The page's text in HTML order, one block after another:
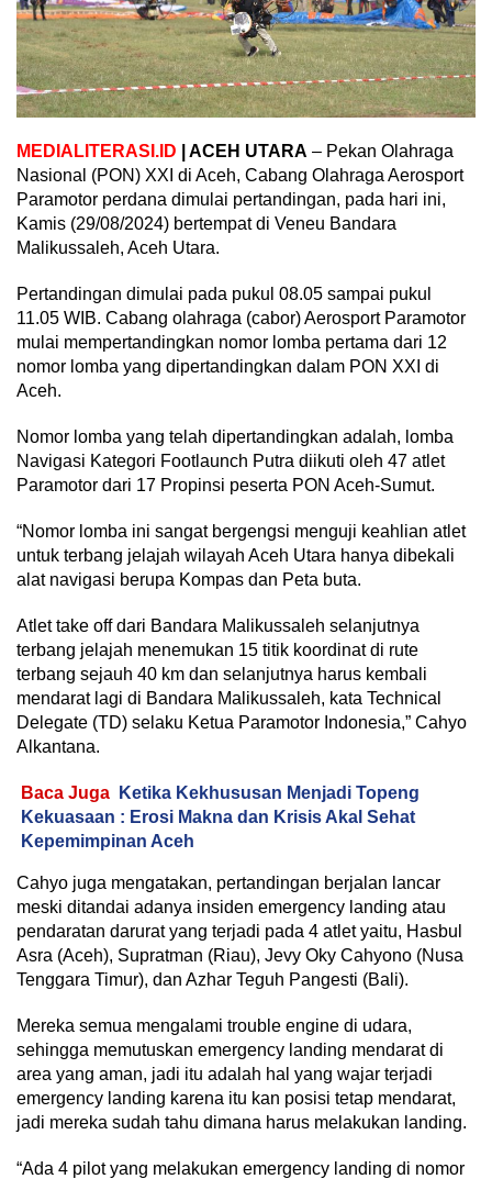
MEDIALITERASI.ID | ACEH UTARA – Pekan Olahraga
Nasional (PON) XXI di Aceh, Cabang Olahraga Aerosport
Paramotor perdana dimulai pertandingan, pada hari ini,
Kamis (29/08/2024) bertempat di Veneu Bandara
Malikussaleh, Aceh Utara.
Pertandingan dimulai pada pukul 08.05 sampai pukul
11.05 WIB. Cabang olahraga (cabor) Aerosport Paramotor
mulai mempertandingkan nomor lomba pertama dari 12
nomor lomba yang dipertandingkan dalam PON XXI di
Aceh.
Nomor lomba yang telah dipertandingkan adalah, lomba
Navigasi Kategori Footlaunch Putra diikuti oleh 47 atlet
Paramotor dari 17 Propinsi peserta PON Aceh-Sumut.
“Nomor lomba ini sangat bergengsi menguji keahlian atlet
untuk terbang jelajah wilayah Aceh Utara hanya dibekali
alat navigasi berupa Kompas dan Peta buta.
Atlet take off dari Bandara Malikussaleh selanjutnya
terbang jelajah menemukan 15 titik koordinat di rute
terbang sejauh 40 km dan selanjutnya harus kembali
mendarat lagi di Bandara Malikussaleh, kata Technical
Delegate (TD) selaku Ketua Paramotor Indonesia,” Cahyo
Alkantana.
Baca Juga
Ketika Kekhususan Menjadi Topeng
Kekuasaan : Erosi Makna dan Krisis Akal Sehat
Kepemimpinan Aceh
Cahyo juga mengatakan, pertandingan berjalan lancar
meski ditandai adanya insiden emergency landing atau
pendaratan darurat yang terjadi pada 4 atlet yaitu, Hasbul
Asra (Aceh), Supratman (Riau), Jevy Oky Cahyono (Nusa
Tenggara Timur), dan Azhar Teguh Pangesti (Bali).
Mereka semua mengalami trouble engine di udara,
sehingga memutuskan emergency landing mendarat di
area yang aman, jadi itu adalah hal yang wajar terjadi
emergency landing karena itu kan posisi tetap mendarat,
jadi mereka sudah tahu dimana harus melakukan landing.
“Ada 4 pilot yang melakukan emergency landing di nomor